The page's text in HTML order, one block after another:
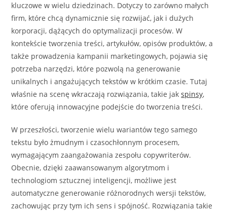
kluczowe w wielu dziedzinach. Dotyczy to zarówno małych
firm, które chcą dynamicznie się rozwijać, jak i dużych
korporacji, dążących do optymalizacji procesów. W
kontekście tworzenia treści, artykułów, opisów produktów, a
także prowadzenia kampanii marketingowych, pojawia się
potrzeba narzędzi, które pozwolą na generowanie
unikalnych i angażujących tekstów w krótkim czasie. Tutaj
właśnie na scenę wkraczają rozwiązania, takie jakspinsy,
które oferują innowacyjne podejście do tworzenia treści.
W przeszłości, tworzenie wielu wariantów tego samego
tekstu było żmudnym i czasochłonnym procesem,
wymagającym zaangażowania zespołu copywriterów.
Obecnie, dzięki zaawansowanym algorytmom i
technologiom sztucznej inteligencji, możliwe jest
automatyczne generowanie różnorodnych wersji tekstów,
zachowując przy tym ich sens i spójność. Rozwiązania takie